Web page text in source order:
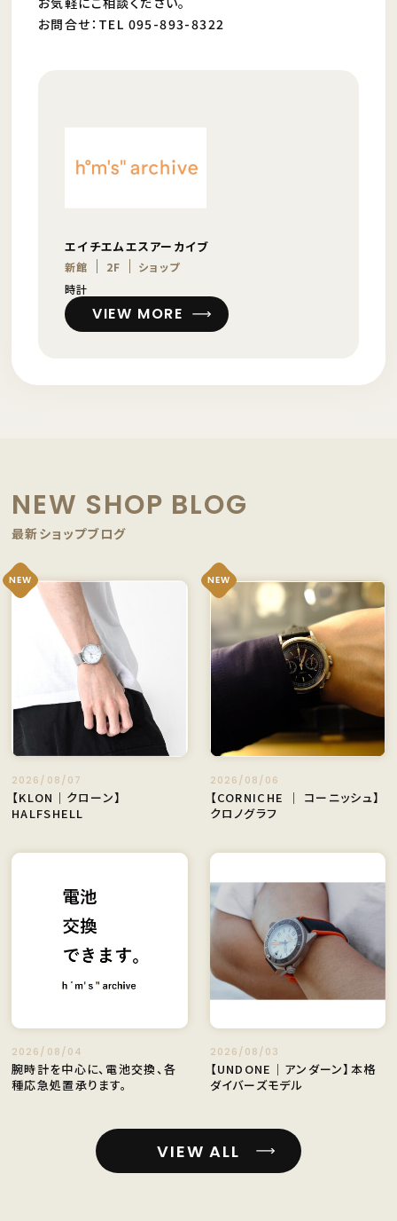
お問合せ：TEL 095-893-8322
エイチエムエスアーカイブ
新館 2F
ショップ
時計
VIEW MORE
NEW SHOP BLOG
最新ショップブログ
NEW
2026/08/07
【KLON｜クローン】
HALFSHELL
NEW
2026/08/06
【CORNICHE ｜ コーニッシュ】
クロノグラフ
2026/08/04
腕時計を中心に、電池交換、各
種応急処置承ります。
2026/08/03
【UNDONE｜アンダーン】本格
ダイバーズモデル
VIEW ALL